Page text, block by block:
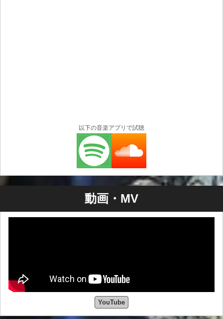
以下の音楽アプリで試聴
動画・MV
YouTube